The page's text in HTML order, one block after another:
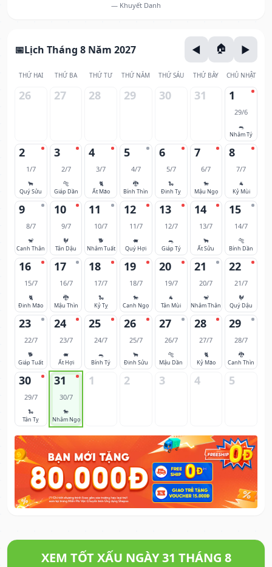
— Khuyết Danh
Lịch Tháng 8 Năm 2027
THỨ HAI THỨ BA THỨ TƯ THỨ NĂM THỨ SÁU THỨ BẢY CHỦ NHẬT
26 27 28 29 30 31 1
29/6
🐀
Nhâm Tý
2
1/7
🐂
Quý Sửu
3
2/7
🐅
Giáp Dần
4
3/7
🐈
Ất Mão
5
4/7
🐉
Bính Thìn
6
5/7
🐍
Đinh Tỵ
7
6/7
🐎
Mậu Ngọ
8
7/7
🐐
Kỷ Mùi
9
8/7
🐒
Canh Thân
10
9/7
🐓
Tân Dậu
11
10/7
🐕
Nhâm Tuất
12
11/7
🐖
Quý Hợi
13
12/7
🐀
Giáp Tý
14
13/7
🐂
Ất Sửu
15
14/7
🐅
Bính Dần
16
15/7
🐈
Đinh Mão
17
16/7
🐉
Mậu Thìn
18
17/7
🐍
Kỷ Tỵ
19
18/7
🐎
Canh Ngọ
20
19/7
🐐
Tân Mùi
21
20/7
🐒
Nhâm Thân
22
21/7
🐓
Quý Dậu
23
22/7
🐕
Giáp Tuất
24
23/7
🐖
Ất Hợi
25
24/7
🐀
Bính Tý
26
25/7
🐂
Đinh Sửu
27
26/7
🐅
Mậu Dần
28
27/7
🐈
Kỷ Mão
29
28/7
🐉
Canh Thìn
30
29/7
🐍
Tân Tỵ
31
30/7
🐎
Nhâm Ngọ
1 2 3 4 5
XEM TỐT XẤU NGÀY 31 THÁNG 8